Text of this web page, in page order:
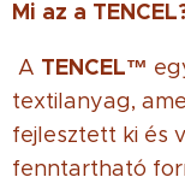
Mi az a
A TENCEL™
textilanyag,
fejlesztett ki és
fenntartható